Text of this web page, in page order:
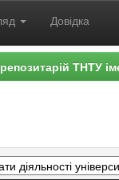
Довідка
ТНТУ